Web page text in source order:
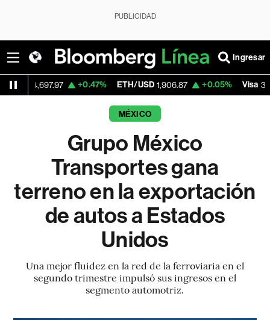
PUBLICIDAD
Ingresar
+0.47% ETH/USD 1,906.87 +0.05% Visa 362.59 -
MÉXICO
Grupo México
Transportes gana
terreno en la exportación
de autos a Estados
Unidos
Una mejor fluidez en la red de la ferroviaria en el
segundo trimestre impulsó sus ingresos en el
segmento automotriz.